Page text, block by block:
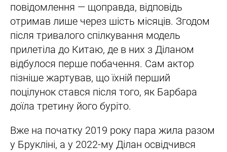
повідомлення — щоправда, відповідь
отримав лише через шість місяців. Згодом
після тривалого спілкування модель
прилетіла до Китаю, де в них з Діланом
відбулося перше побачення. Сам актор
пізніше жартував, що їхній перший
поцілунок стався після того, як Барбара
доїла третину його буріто.
Вже на початку 2019 року пара жила разом
у Брукліні, а у 2022-му Ділан освідчився